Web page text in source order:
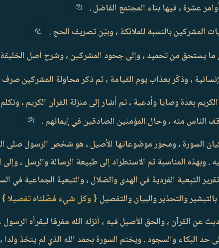
عشرة ، فيها بناء المجتمع الفاضل .
المشركين بالنسبة للملائكة ، وبيّن تصريف الحج .
يستحق من تحميد ، وإلى جحود المشركين ، وشرح أصل الخليقة
، وذكّر بعذاب يوم القيامة ، ثم ذكر محاولة المشركين
بعدة وصايا وأدعية ، ثم أشار إلى منزلة القرآن الكريم ،
الناس منه ، وحال المؤمنين الصادقين في إيمانهم .
السورة ، ومحور موضوعاتها الأصيل ، هو شخص الرسول صلى
. وبهذه المناسبة تم الاستطراد إلى طبيعة الرسالة والرسل ،
تقرير التبعية الفردية في الهدى والضلال ، والتبعية الجماعية
والتحذير والبيان والتفصيل { وكل شيء فصّلناه تفصيلا }
عن القرآن ، والحق الأصيل فيه ، أنزله الله مفرقا ليقرأه
حد البكاء والسجود . ويختم السورة بحمد الله الذي لم يتخذ